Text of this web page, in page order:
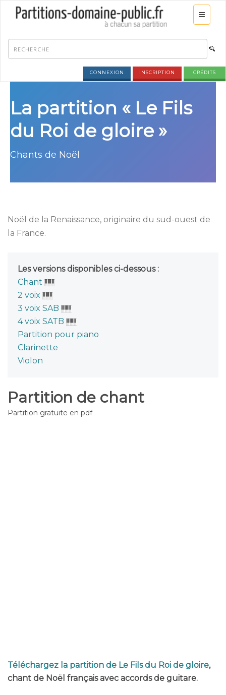
CONNEXION INSCRIPTION CRÉDITS
La partition « Le Fils
du Roi de gloire »
Chants de Noël
Noël de la Renaissance, originaire du sud-ouest de
la France.
Les versions disponibles ci-dessous :
Chant
2 voix
3 voix SAB
4 voix SATB
Partition pour piano
Clarinette
Violon
Partition de chant
Partition gratuite en pdf
Téléchargez la partition de Le Fils du Roi de gloire,
chant de Noël français avec accords de guitare.